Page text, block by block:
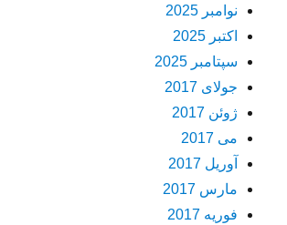
نوامبر 2025
اکتبر 2025
سپتامبر 2025
جولای 2017
ژوئن 2017
می 2017
آوریل 2017
مارس 2017
فوریه 2017